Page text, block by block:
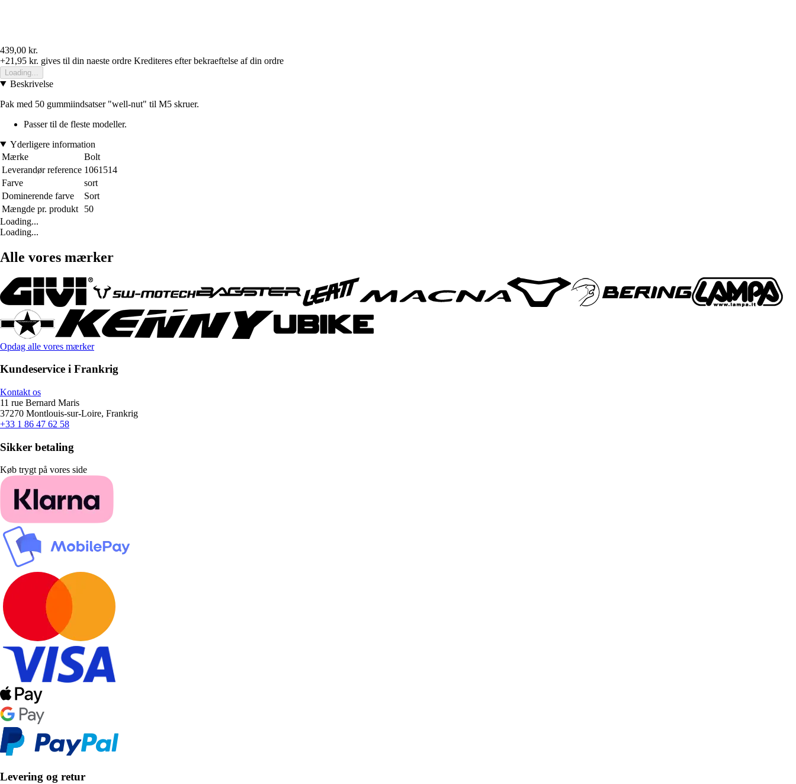
439,00 kr.
+21,95 kr. gives til din naeste ordre Krediteres efter bekraeftelse af din ordre
Loading...
Beskrivelse
Pak med 50 gummiindsatser "well-nut" til M5 skruer.
Passer til de fleste modeller.
Yderligere information
Mærke
Bolt
Leverandør reference 1061514
Farve
sort
Dominerende farve
Sort
Mængde pr. produkt
50
Loading...
Loading...
Alle vores mærker
Opdag alle vores mærker
Kundeservice i Frankrig
Kontakt os
11 rue Bernard Maris
37270 Montlouis-sur-Loire, Frankrig
+33 1 86 47 62 58
Sikker betaling
Køb trygt på vores side
Levering og retur